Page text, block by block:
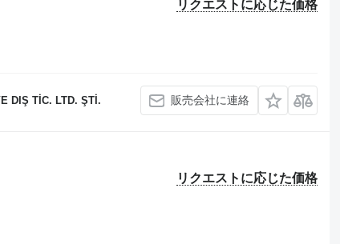
リクエストに応じた価格
DIŞ TİC. LTD. ŞTİ. 販売会社に連絡
リクエストに応じた価格